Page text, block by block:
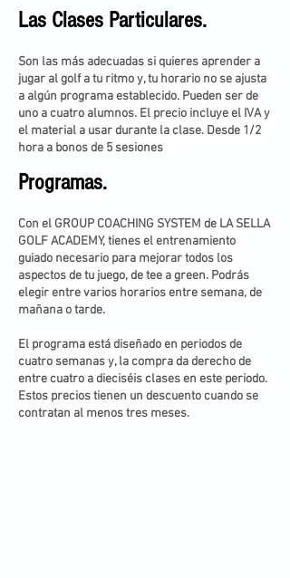
Las Clases Particulares.
Son las más adecuadas si quieres aprender a
jugar al golf a tu ritmo y, tu horario no se ajusta
a algún programa establecido. Pueden ser de
uno a cuatro alumnos. El precio incluye el IVA y
el material a usar durante la clase. Desde 1/2
hora a bonos de 5 sesiones
Programas.
Con el GROUP COACHING SYSTEM de LA SELLA
GOLF ACADEMY, tienes el entrenamiento
guiado necesario para mejorar todos los
aspectos de tu juego, de tee a green. Podrás
elegir entre varios horarios entre semana, de
mañana o tarde.
El programa está diseñado en periodos de
cuatro semanas y, la compra da derecho de
entre cuatro a dieciséis clases en este periodo.
Estos precios tienen un descuento cuando se
contratan al menos tres meses.